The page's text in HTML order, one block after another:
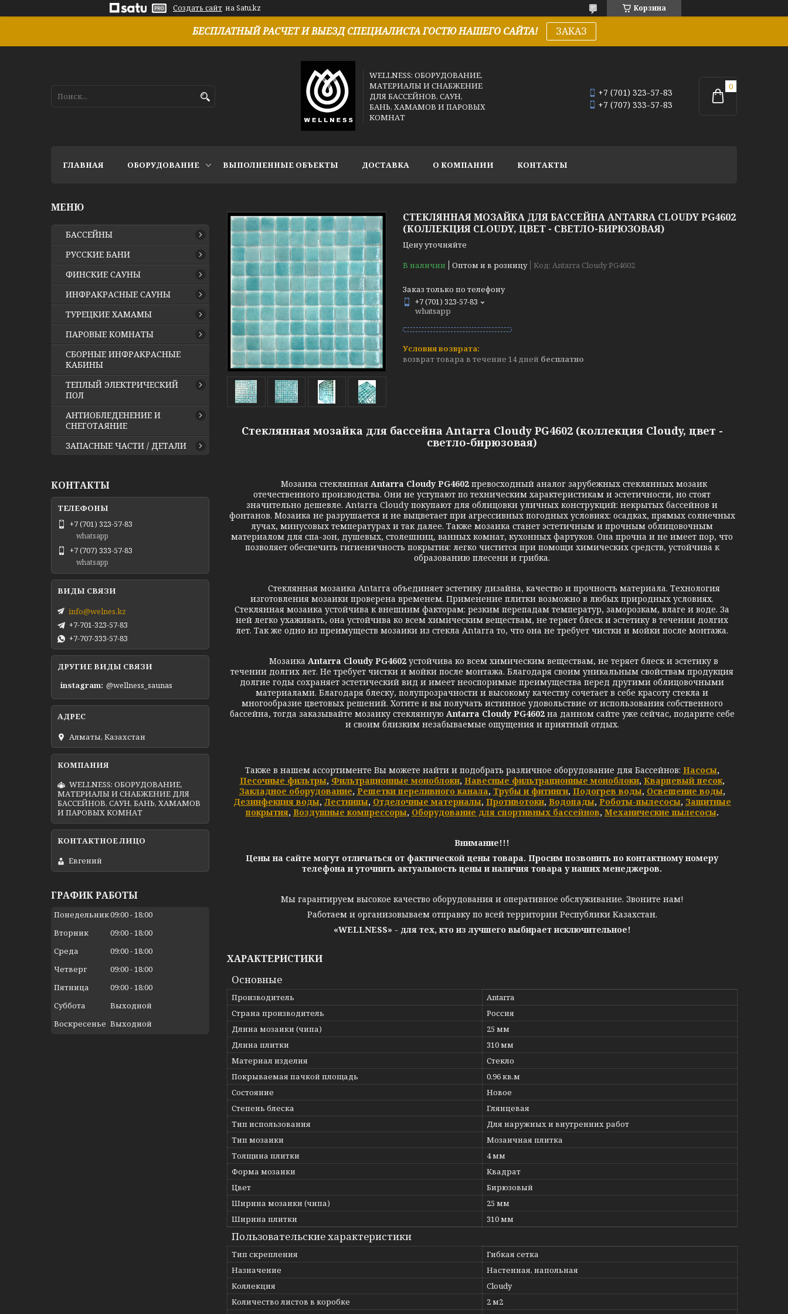
Создать сайт на Satu.kz Корзина
БЕСПЛАТНЫЙ РАСЧЕТ И ВЫЕЗД СПЕЦИАЛИСТА ГОСТЮ НАШЕГО САЙТА! ЗАКАЗ
WELLNESS: ОБОРУДОВАНИЕ,
МАТЕРИАЛЫ И СНАБЖЕНИЕ
ДЛЯ БАССЕЙНОВ, САУН,
БАНЬ, ХАМАМОВ И ПАРОВЫХ
КОМНАТ
+7 (701) 323-57-83
+7 (707) 333-57-83
ГЛАВНАЯ ОБОРУДОВАНИЕ ВЫПОЛНЕННЫЕ ОБЪЕКТЫ ДОСТАВКА О КОМПАНИИ КОНТАКТЫ
СТЕКЛЯННАЯ МОЗАЙКА ДЛЯ БАССЕЙНА ANTARRA CLOUDY PG4602
(КОЛЛЕКЦИЯ CLOUDY, ЦВЕТ - СВЕТЛО-БИРЮЗОВАЯ)
Цену уточняйте
В наличии
Оптом и в розницу Код: Antarra Cloudy PG4602
Заказ только по телефону
+7 (701) 323-57-83
whatsapp
возврат товара в течение 14 дней бесплатно
Стеклянная мозайка для бассейна Antarra Cloudy PG4602 (коллекция Cloudy, цвет -
светло-бирюзовая)
Мозаика стеклянная Antarra Cloudy PG4602превосходный аналог зарубежных стеклянных мозаик
отечественного производства. Они не уступают по техническим характеристикам и эстетичности, но стоят
значительно дешевле. Antarra Cloudy покупают для облицовки уличных конструкций: некрытых бассейнов и
фонтанов. Мозаика не разрушается и не выцветает при агрессивных погодных условиях: осадках, прямых солнечных
лучах, минусовых температурах и так далее. Также мозаика станет эстетичным и прочным облицовочным
материалом для спа-зон, душевых, столешниц, ванных комнат, кухонных фартуков. Она прочна и не имеет пор, что
позволяет обеспечить гигиеничность покрытия: легко чистится при помощи химических средств, устойчива к
образованию плесени и грибка.
Стеклянная мозаика Antarra объединяет эстетику дизайна, качество и прочность материала. Технология
изготовления мозаики проверена временем. Применение плитки возможно в любых природных условиях.
Стеклянная мозаика устойчива к внешним факторам: резким перепадам температур, заморозкам, влаге и воде. За
ней легко ухаживать, она устойчива ко всем химическим веществам, не теряет блеск и эстетику в течении долгих
лет. Так же одно из преимуществ мозаики из стекла Antarra то, что она не требует чистки и мойки после монтажа.
Мозаика Antarra Cloudy PG4602 устойчива ко всем химическим веществам, не теряет блеск и эстетику в
течении долгих лет. Не требует чистки и мойки после монтажа. Благодаря своим уникальным свойствам продукция
долгие годы сохраняет эстетический вид и имеет неоспоримые преимущества перед другими облицовочными
материалами. Благодаря блеску, полупрозрачности и высокому качеству сочетает в себе красоту стекла и
многообразие цветовых решений. Хотите и вы получать истинное удовольствие от использования собственного
бассейна, тогда заказывайте мозаику стеклянную Antarra Cloudy PG4602 на данном сайте уже сейчас, подарите себе
и своим близким незабываемые ощущения и приятный отдых.
Также в нашем ассортименте Вы можете найти и подобрать различное оборудование для Бассейнов: Насосы,
Песочные фильтры, Фильтрационные моноблоки, Навесные фильтрационные моноблоки, Кварцевый песок,
Закладное оборудование, Решетки переливного канала, Трубы и фитинги, Подогрев воды, Освещение воды,
Дезинфекция воды, Лестницы, Отделочные материалы, Противотоки, Водопады, Роботы-пылесосы, Защитные
покрытия, Воздушные компрессоры, Оборудование для спортивных бассейнов, Механические пылесосы.
Внимание!!!
Цены на сайте могут отличаться от фактической цены товара. Просим позвонить по контактному номеру
телефона и уточнить актуальность цены и наличия товара у наших менеджеров.
Мы гарантируем высокое качество оборудования и оперативное обслуживание. Звоните нам!
Работаем и организовываем отправку по всей территории Республики Казахстан.
«WELLNESS» - для тех, кто из лучшего выбирает исключительное!
ХАРАКТЕРИСТИКИ
Основные
Производитель
Antarra
Страна производитель
Россия
Длина мозаики (чипа)
25 мм
Длина плитки
310 мм
Материал изделия
Стекло
Покрываемая пачкой площадь
0.96 кв.м
Состояние
Новое
Степень блеска
Глянцевая
Тип использования
Для наружных и внутренних работ
Тип мозаики
Мозаичная плитка
Толщина плитки
4 мм
Форма мозаики
Квадрат
Цвет
Бирюзовый
Ширина мозаики (чипа)
25 мм
Ширина плитки
310 мм
Пользовательские характеристики
Тип скрепления
Гибкая сетка
Назначение
Настенная, напольная
Коллекция
Cloudy
Количество листов в коробке
2 м2
БАССЕЙНЫ
РУССКИЕ БАНИ
ФИНСКИЕ САУНЫ
ИНФРАКРАСНЫЕ САУНЫ
ТУРЕЦКИЕ ХАМАМЫ
ПАРОВЫЕ КОМНАТЫ
СБОРНЫЕ ИНФРАКРАСНЫЕ
КАБИНЫ
ТЕПЛЫЙ ЭЛЕКТРИЧЕСКИЙ
ПОЛ
АНТИОБЛЕДЕНЕНИЕ И
СНЕГОТАЯНИЕ
ЗАПАСНЫЕ ЧАСТИ / ДЕТАЛИ
КОНТАКТЫ
+7 (701) 323-57-83
whatsapp
+7 (707) 333-57-83
whatsapp
info@welnes.kz
+7-701-323-57-83
+7-707-333-57-83
ДРУГИЕ ВИДЫ СВЯЗИ
instagram @wellness_saunas
Алматы, Казахстан
WELLNESS: ОБОРУДОВАНИЕ,
МАТЕРИАЛЫ И СНАБЖЕНИЕ ДЛЯ
БАССЕЙНОВ, САУН, БАНЬ, ХАМАМОВ
И ПАРОВЫХ КОМНАТ
Евгений
ГРАФИК РАБОТЫ
Понедельник09:00 18:00
Вторник
09:00 18:00
Среда
09:00 18:00
Четверг
09:00 18:00
Пятница
09:00 18:00
Суббота
Выходной
Воскресенье Выходной